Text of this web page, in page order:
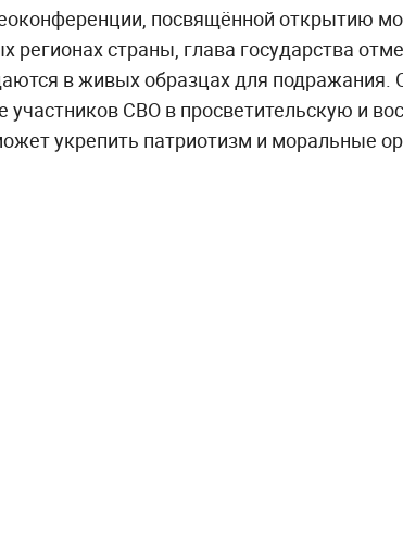
посвящённой открытию
регионах страны, глава государства
в живых образцах для подражания.
участников СВО в просветительскую и
укрепить патриотизм и моральные